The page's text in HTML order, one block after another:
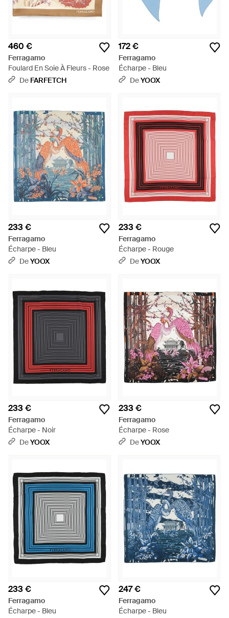
460 €
Ferragamo
Foulard En Soie À Fleurs - Rose
De FARFETCH
172 €
Ferragamo
Écharpe - Bleu
DeYOOX
233 €
Ferragamo
Écharpe - Bleu
DeYOOX
233 €
Ferragamo
Écharpe - Rouge
DeYOOX
233 €
Ferragamo
Écharpe - Noir
DeYOOX
233 €
Ferragamo
Écharpe - Rose
DeYOOX
233 €
Ferragamo
Écharpe - Bleu
247 €
Ferragamo
Écharpe - Bleu